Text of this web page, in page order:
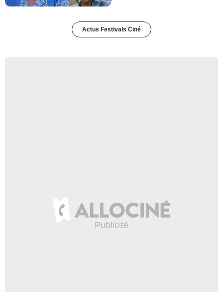
Actus Festivals Ciné